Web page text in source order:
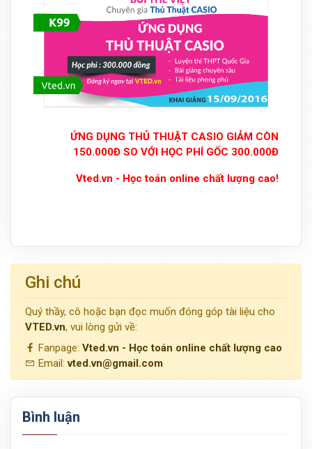
ỨNG DỤNG THỦ THUẬT CASIO GIẢM CÒN
150.000Đ SO VỚI HỌC PHÍ GỐC 300.000Đ
Vted.vn - Học toán online chất lượng cao!
Ghi chú
Quý thầy, cô hoặc bạn đọc muốn đóng góp tài liệu cho
VTED.vn, vui lòng gửi về:
Fanpage: Vted.vn - Học toán online chất lượng cao
Email:vted.vn@gmail.com
Bình luận